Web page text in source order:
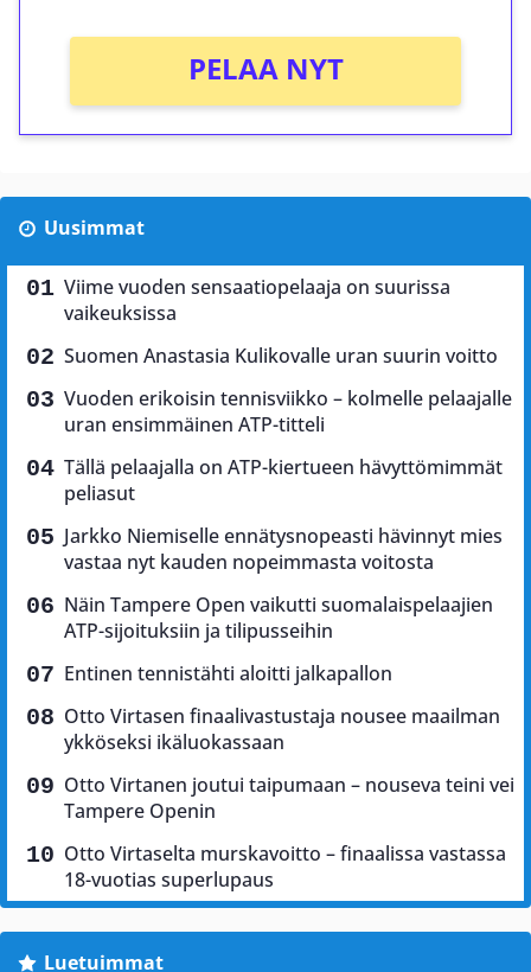
PELAA NYT
Uusimmat
Viime vuoden sensaatiopelaaja on suurissa
vaikeuksissa
Suomen Anastasia Kulikovalle uran suurin voitto
Vuoden erikoisin tennisviikko – kolmelle pelaajalle
uran ensimmäinen ATP-titteli
Tällä pelaajalla on ATP-kiertueen hävyttömimmät
peliasut
Jarkko Niemiselle ennätysnopeasti hävinnyt mies
vastaa nyt kauden nopeimmasta voitosta
Näin Tampere Open vaikutti suomalaispelaajien
ATP-sijoituksiin ja tilipusseihin
Entinen tennistähti aloitti jalkapallon
Otto Virtasen finaalivastustaja nousee maailman
ykköseksi ikäluokassaan
Otto Virtanen joutui taipumaan – nouseva teini vei
Tampere Openin
Otto Virtaselta murskavoitto – finaalissa vastassa
18-vuotias superlupaus
Luetuimmat